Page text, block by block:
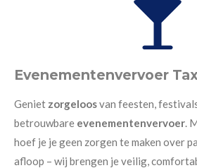
Evenementenvervoer
Geniet zorgeloosvan feesten,
betrouwbare evenementenvervoer.
hoef je je geen zorgen te maken over
afloop – wij brengen je veilig,